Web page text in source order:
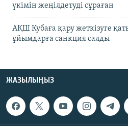
үкімін жеңілдетуді сұраған
АҚШ Кубаға қару жеткізуге
ұйымдарға санкция салды
ЖАЗЫЛЫҢЫЗ